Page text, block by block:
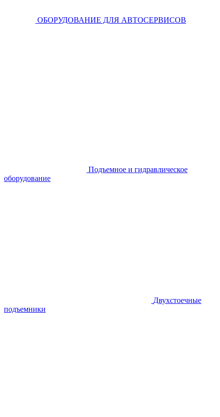
ОБОРУДОВАНИЕ ДЛЯ АВТОСЕРВИСОВ
Подъемное и гидравлическое
оборудование
Двухстоечные
подъемники